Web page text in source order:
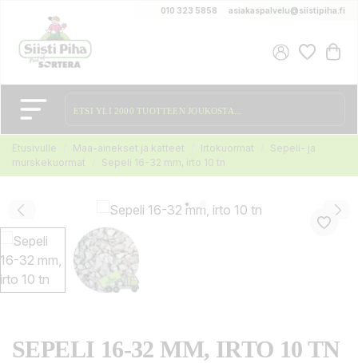
010 323 5858 asiakaspalvelu@siistipiha.fi
Etusivulle Maa-ainekset ja katteet Irtokuormat
Sepeli- ja
murskekuormat
Sepeli 16-32 mm, irto 10 tn
SEPELI 16-32 MM, IRTO 10 TN